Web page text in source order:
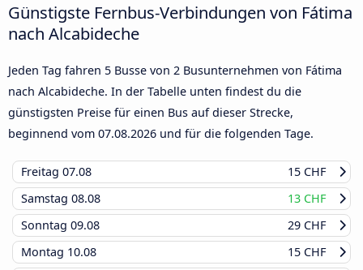
Günstigste Fernbus-Verbindungen von Fátima
nach Alcabideche
Jeden Tag fahren 5 Busse von 2 Busunternehmen von Fátima
nach Alcabideche. In der Tabelle unten findest du die
günstigsten Preise für einen Bus auf dieser Strecke,
beginnend vom 07.08.2026 und für die folgenden Tage.
Freitag 07.08
15 CHF
Samstag 08.08
13 CHF
Sonntag 09.08
29 CHF
Montag 10.08
15 CHF